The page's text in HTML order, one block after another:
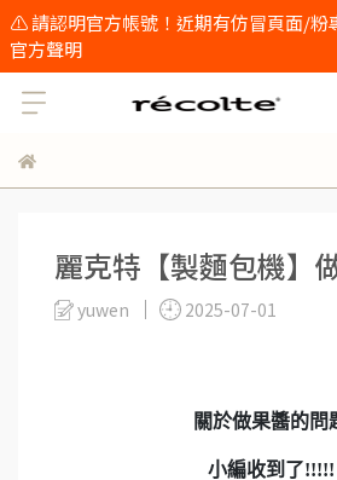
⚠️ 請認明官方帳號！近期有仿冒頁面/粉
官方聲明
麗克特【製麵包機】
yuwen 2025-07-01
關於做果醬的問
小編收到了!!!!!